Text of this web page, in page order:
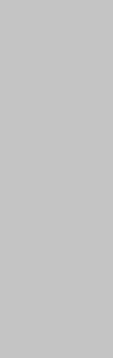
topics/high-blood-
Cunha J. P., (2017,
https://
Holland K., (2018,
https://
Steinbaum S. R.,
pressure/guide/